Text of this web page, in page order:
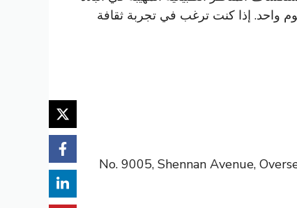
واحد. إذا كنت ترغب في تجربة ثقافة
: No. 9005, Shennan Avenue,